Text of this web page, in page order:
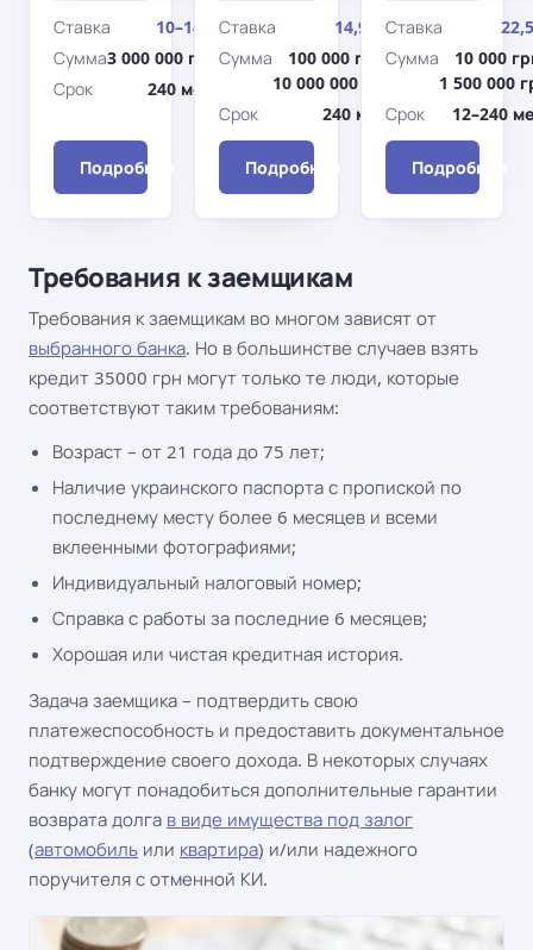
Ставка
10–14%
Сумма3 000 000 грн
Срок
240 мес.
Подробнее
Ставка
14,99%
Сумма
100 000 грн–
10 000 000 грн
Срок
240 мес.
Подробнее
Ставка
Сумма
10 000
1 500 000
Срок
12–240
Подробнее
Требования к заемщикам
Требования к заемщикам во многом зависят от
выбранного банка. Но в большинстве случаев взять
кредит 35000 грн могут только те люди, которые
соответствуют таким требованиям:
Возраст – от 21 года до 75 лет;
Наличие украинского паспорта с пропиской по
последнему месту более 6 месяцев и всеми
вклеенными фотографиями;
Индивидуальный налоговый номер;
Справка с работы за последние 6 месяцев;
Хорошая или чистая кредитная история.
Задача заемщика – подтвердить свою
платежеспособность и предоставить документальное
подтверждение своего дохода. В некоторых случаях
банку могут понадобиться дополнительные гарантии
возврата долга в виде имущества под залог
(автомобиль или квартира) и/или надежного
поручителя с отменной КИ.